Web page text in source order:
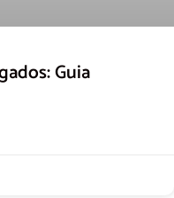
Guia